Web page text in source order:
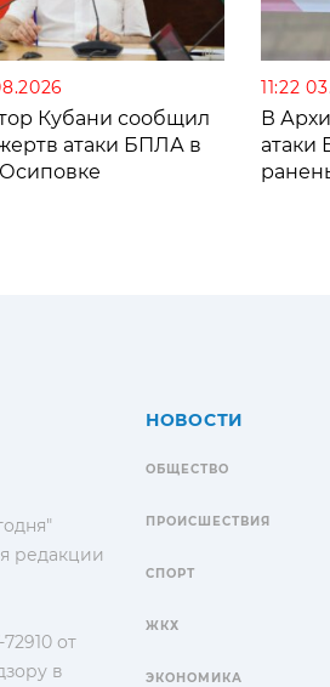
Кубани сообщил
атаки БПЛА в
11:22
В
атаки
редакции
от
в
НОВОСТИ
ОБЩЕСТВО
ПРОИСШЕСТВИЯ
СПОРТ
ЖКХ
ЭКОНОМИКА